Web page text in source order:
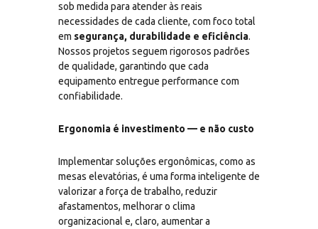
sob medida para atender às reais
necessidades de cada cliente, com foco total
em segurança, durabilidade e eficiência.
Nossos projetos seguem rigorosos padrões
de qualidade, garantindo que cada
equipamento entregue performance com
confiabilidade.
Ergonomia é investimento — e não custo
Implementar soluções ergonômicas, como as
mesas elevatórias, é uma forma inteligente de
valorizar a força de trabalho, reduzir
afastamentos, melhorar o clima
organizacional e, claro, aumentar a